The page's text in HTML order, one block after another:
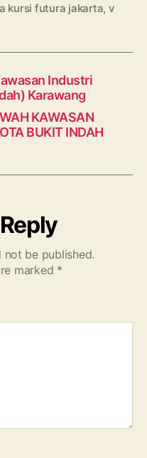
kursi futura jakarta, v
Industri
Karawang
KAWASAN
BUKIT INDAH
not be published.
marked *